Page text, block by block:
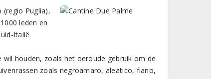
(regio Puglia),
leden en
Italië.
houden, zoals het oeroude gebruik om de
zoals negroamaro, aleatico, fiano,